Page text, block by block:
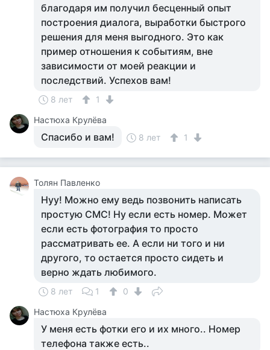
благодаря им получил бесценный опыт
построения диалога, выработки быстрого
решения для меня выгодного. Это как
пример отношения к событиям, вне
зависимости от моей реакции и
последствий. Успехов вам!
8 лет
1
Настюха Крулёва
Спасибо и вам! 8 лет 1
Толян Павленко
Нуу! Можно ему ведь позвонить написать
простую СМС! Ну если есть номер. Может
если есть фотография то просто
рассматривать ее. А если ни того и ни
другого, то остается просто сидеть и
верно ждать любимого.
8 лет 1
0
Настюха Крулёва
У меня есть фотки его и их много.. Номер
телефона также есть..